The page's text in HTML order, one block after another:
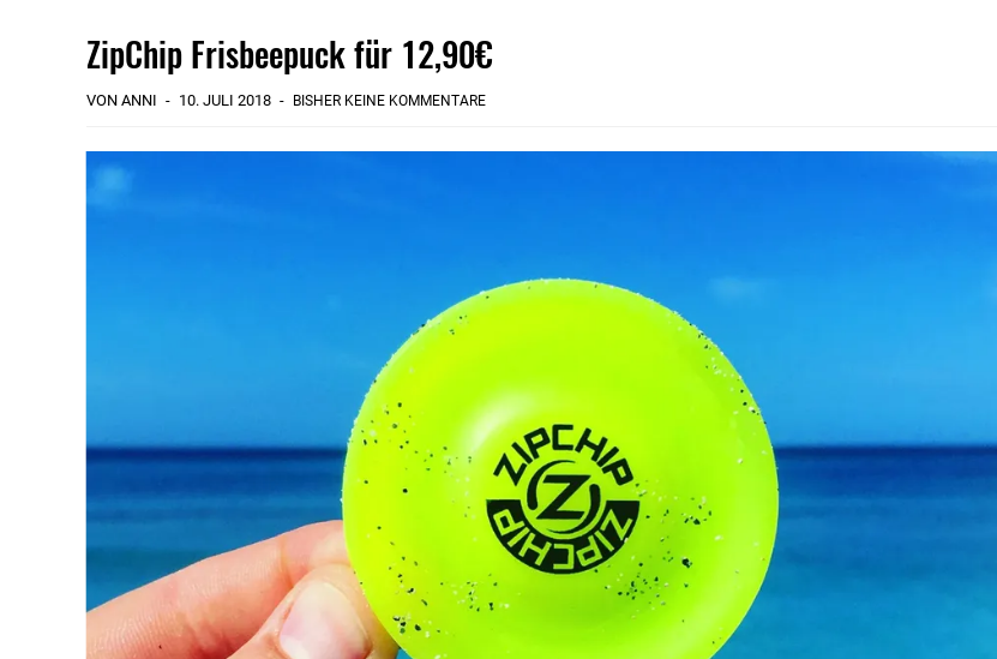
ZipChip Frisbeepuck für 12,90€
VON ANNI 10. JULI 2018 BISHER KEINE KOMMENTARE